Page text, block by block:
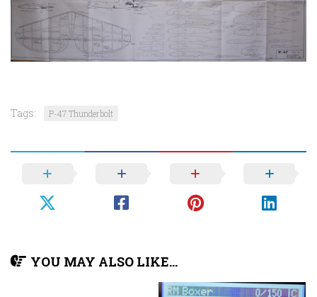
Tags: P-47 Thunderbolt
YOU MAY ALSO LIKE...